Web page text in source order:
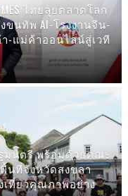
ไทยลุยตลาดโลก
นทัพ AI-โรงงานจีน-
-แม่ค้าออนไลน์สู่เวที
มนตรี พร้อมด้วยคณะ
นที่จังหวัดสงขลา
เที่ยวคุณภาพอย่าง